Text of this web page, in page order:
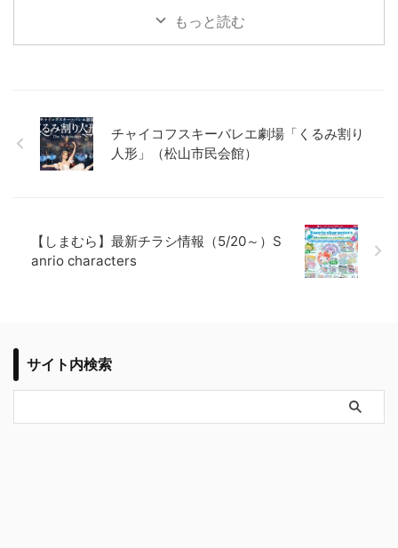
もっと読む
チャイコフスキーバレエ劇場「くるみ割り
人形」（松山市民会館）
【しまむら】最新チラシ情報（5/20～）S
anrio characters
サイト内検索